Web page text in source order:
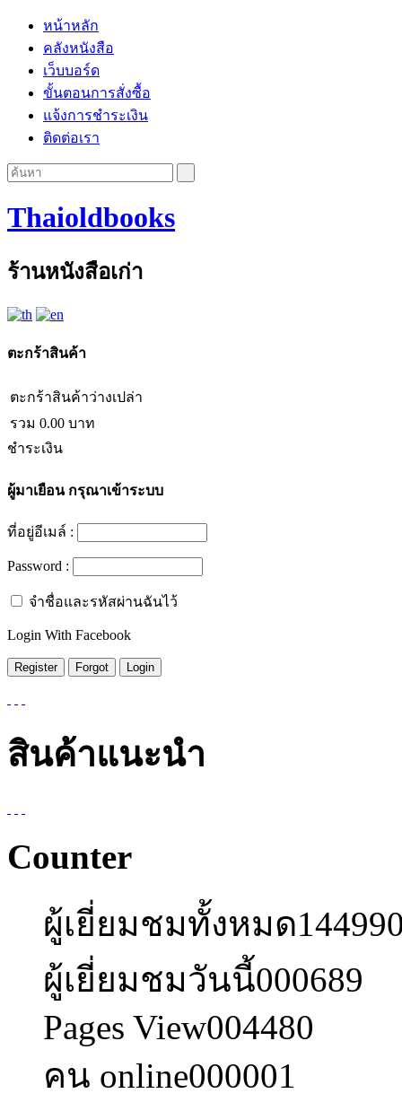
หน้าหลัก
คลังหนังสือ
เว็บบอร์ด
ขั้นตอนการสั่งซื้อ
แจ้งการชำระเงิน
ติดต่อเรา
Thaioldbooks
ร้านหนังสือเก่า
ตะกร้าสินค้า
ตะกร้าสินค้าว่างเปล่า
รวม 0.00 บาท
ชำระเงิน
ผู้มาเยือนกรุณาเข้าระบบ
ที่อยู่อีเมล์ :
Password :
จำชื่อและรหัสผ่านฉันไว้
Login With Facebook
สินค้าแนะนำ
Counter
ผู้เยี่ยมชมทั้งหมด
ผู้เยี่ยมชมวันนี้000689
Pages View004480
คน online000001